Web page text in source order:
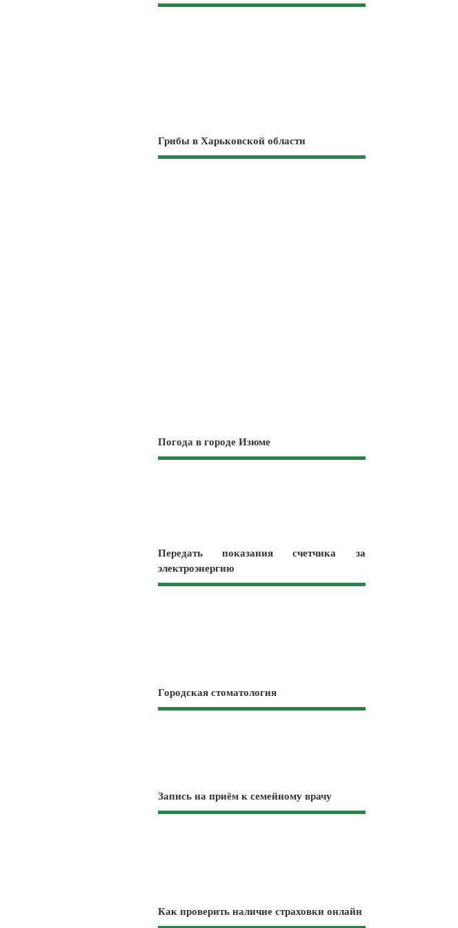
Грибы в Харьковской области
Погода в городе Изюме
Передать показания счетчика за
электроэнергию
Городская стоматология
Запись на приём к семейному врачу
Как проверить наличие страховки онлайн